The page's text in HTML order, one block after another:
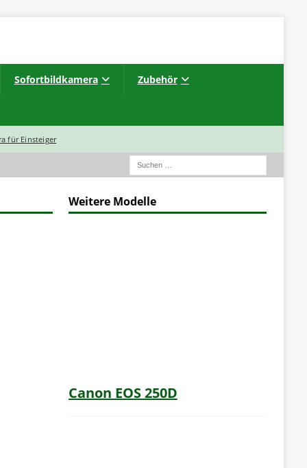
Sofortbildkamera Zubehör
für Einsteiger
Weitere Modelle
Canon EOS 250D